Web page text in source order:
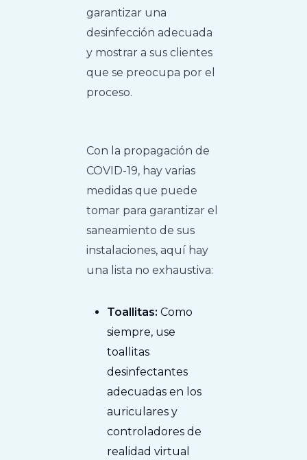
garantizar una
desinfección adecuada
y mostrar a sus clientes
que se preocupa por el
proceso.
Con la propagación de
COVID-19, hay varias
medidas que puede
tomar para garantizar el
saneamiento de sus
instalaciones, aquí hay
una lista no exhaustiva:
Toallitas: Como
siempre, use
toallitas
desinfectantes
adecuadas en los
auriculares y
controladores de
realidad virtual